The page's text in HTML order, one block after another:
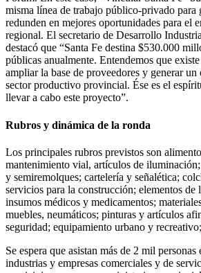
misma línea de trabajo público-privado para
redunden en mejores oportunidades para el
regional. El secretario de Desarrollo
destacó que “Santa Fe destina $530.000
públicas anualmente. Entendemos que
ampliar la base de proveedores y generar
sector productivo provincial. Ése es el
llevar a cabo este proyecto”.
Rubros y dinámica de la ronda
Los principales rubros previstos son
mantenimiento vial, artículos de
y semiremolques; cartelería y señalética;
servicios para la construcción; elementos de
insumos médicos y medicamentos;
muebles, neumáticos; pinturas y artículos
seguridad; equipamiento urbano y
Se espera que asistan más de 2 mil
industrias y empresas comerciales y de